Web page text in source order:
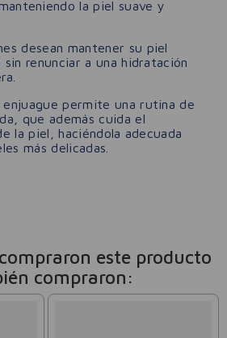
la piel suave y
desean mantener su piel
renunciar a una hidratación
enjuague permite una rutina de
que además cuida el
la piel, haciéndola adecuada
más delicadas.
este producto
compraron: